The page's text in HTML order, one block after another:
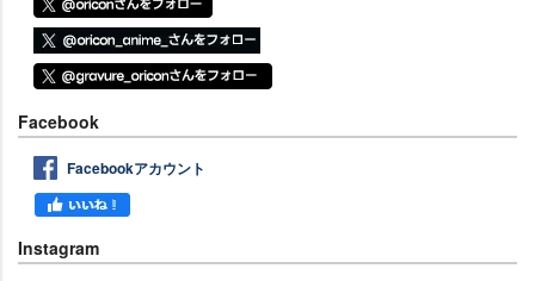
Facebook
Facebookアカウント
Instagram